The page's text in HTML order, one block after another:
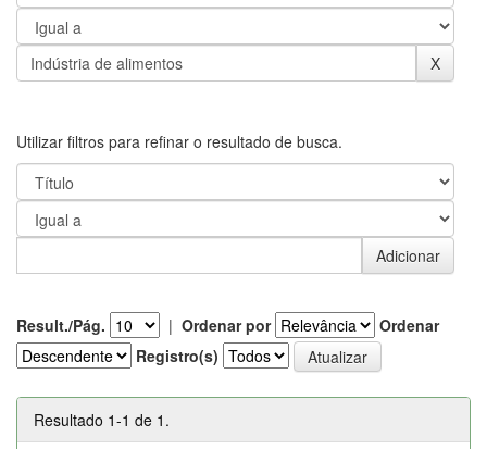
Utilizar filtros para refinar o resultado de busca.
Result./Pág. | Ordenar por
Ordenar
Registro(s)
Resultado 1-1 de 1.